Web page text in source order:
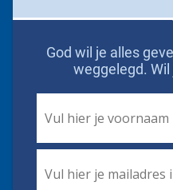
God wil je alles
weggelegd.
Name *